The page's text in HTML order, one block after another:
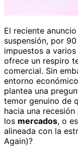
El reciente
suspensión, por
impuestos a
ofrece un respiro
comercial. Sin
entorno
plantea una
temor genuino de
hacia una
los mercados, o
alineada con la
Again)?